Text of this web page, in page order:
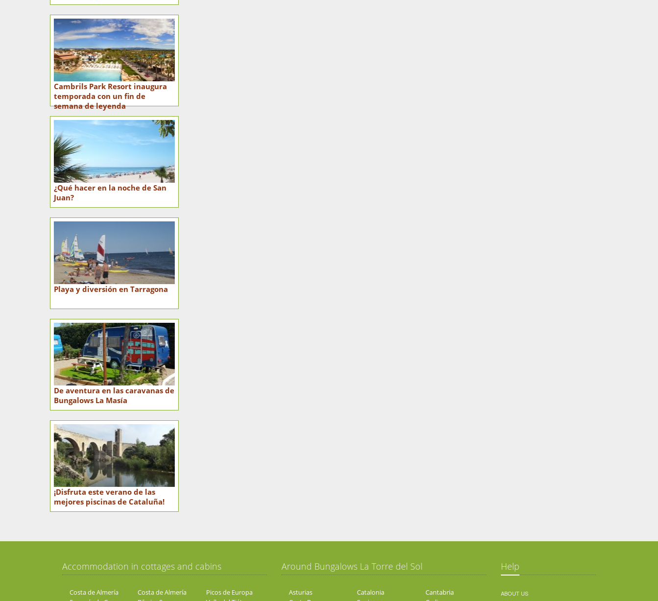
Cambrils Park Resort inaugura
temporada con un fin de
semana de leyenda
¿Qué hacer en la noche de San
Juan?
Playa y diversión en Tarragona
De aventura en las caravanas de
Bungalows La Masía
¡Disfruta este verano de las
mejores piscinas de Cataluña!
Accommodation in cottages and cabins
Costa de Almería Costa de Almería
Picos de Europa
Around Bungalows La Torre del Sol
Asturias Catalonia
Cantabria
Help
ABOUT US